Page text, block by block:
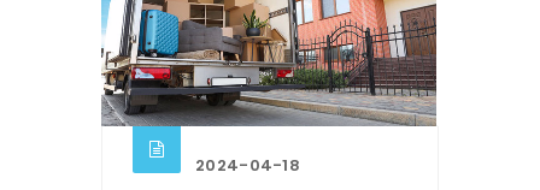
2024-04-18